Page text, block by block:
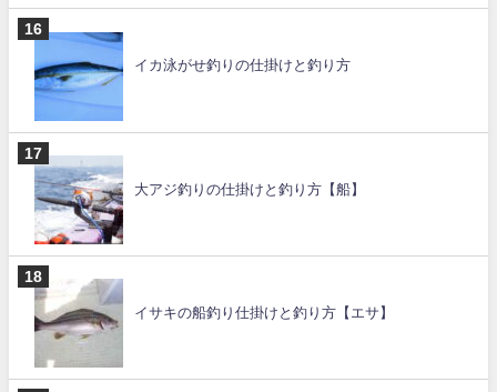
イカ泳がせ釣りの仕掛けと釣り方
大アジ釣りの仕掛けと釣り方【船】
イサキの船釣り仕掛けと釣り方【エサ】